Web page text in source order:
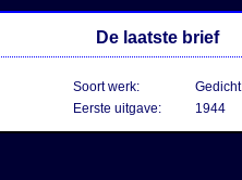
De laatste brief
Soort werk:
Gedicht
Eerste uitgave:
1944